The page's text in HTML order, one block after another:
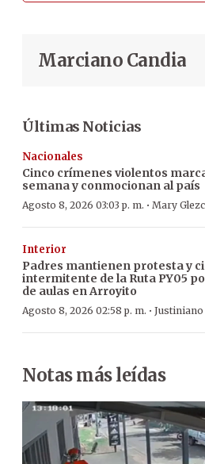
Marciano Candia
Últimas Noticias
Nacionales
Cinco crímenes violentos
semana y conmocionan al país
Agosto 8, 2026 03:03 p. m. · Mary
Interior
Padres mantienen protesta y
intermitente de la Ruta PY05
de aulas en Arroyito
Agosto 8, 2026 02:58 p. m. ·
Notas más leídas